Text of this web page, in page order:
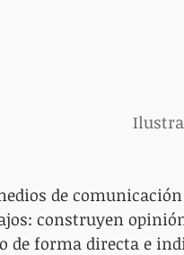
de
construyen
de forma directa e